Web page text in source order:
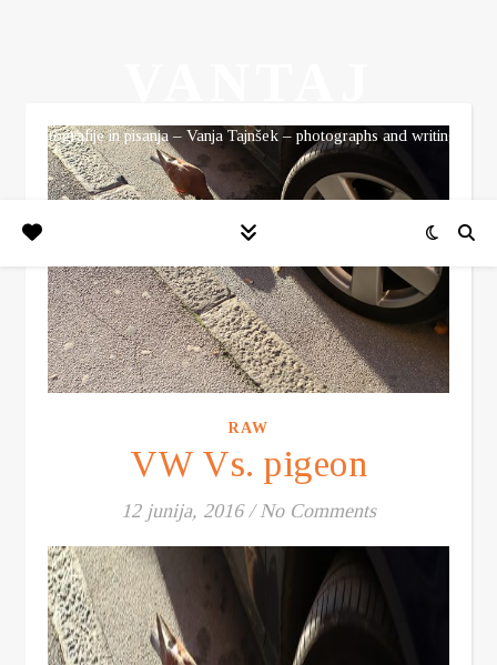
fotografije in pisanja – Vanja Tajnšek – photographs and writings
RAW
VW Vs. pigeon
12 junija, 2016 / No Comments